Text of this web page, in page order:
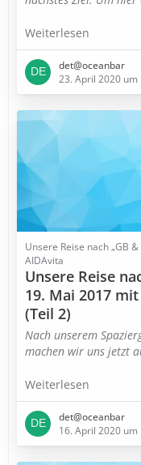
Weiterlesen
det@oceanbar
23. April 2020 um
Unsere Reise nach „GB
AIDAvita
Unsere Reise
19. Mai 2017
(Teil 2)
Nach unserem
machen wir uns jetzt
Weiterlesen
det@oceanbar
16. April 2020 um